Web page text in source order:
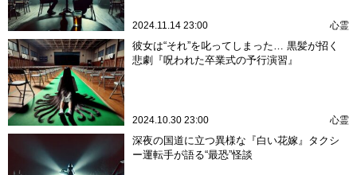
2024.11.14 23:00 心霊
彼女は“それ”を叱ってしまった… 黒髪が招く
悲劇『呪われた卒業式の予行演習』
2024.10.30 23:00 心霊
深夜の国道に立つ異様な『白い花嫁』タクシ
ー運転手が語る“最恐”怪談